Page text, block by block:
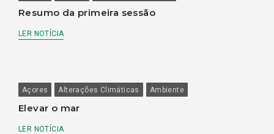
Resumo da primeira sessão
LER NOTÍCIA
Açores Alterações Climáticas Ambiente
Elevar o mar
LER NOTÍCIA